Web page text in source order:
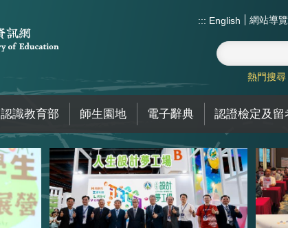
::: English 網站導覽
熱門搜尋
認識教育部 師生園地 電子辭典 認證檢定及留